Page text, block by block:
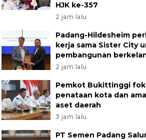
HJK ke-357
2 jam lalu
Padang-Hildesheim
kerja sama Sister City
pembangunan
2 jam lalu
Pemkot Bukittinggi
penataan kota dan
aset daerah
3 jam lalu
PT Semen Padang